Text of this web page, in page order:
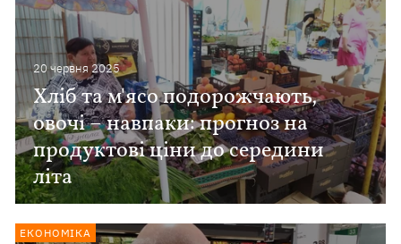
20 червня 2025
Хліб та м'ясо подорожчають,
овочі – навпаки: прогноз на
продуктові ціни до середини
літа
ЕКОНОМІКА